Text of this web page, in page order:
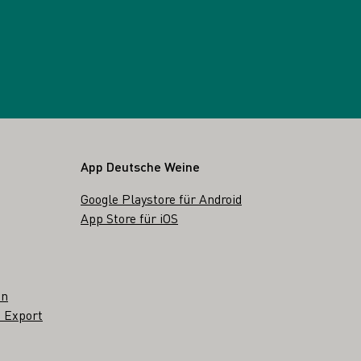
Export
App Deutsche Weine
Google Playstore für Android
App Store für iOS